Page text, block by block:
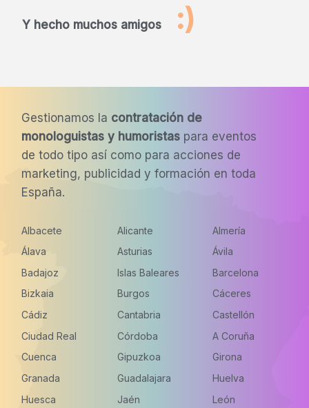
Y hecho muchos amigos :)
Gestionamos la contratación de
monologuistas y humoristaspara eventos
de todo tipo así como para acciones de
marketing, publicidad y formación en toda
España.
Albacete Alicante
Almería
Álava
Asturias
Ávila
Badajoz
Islas Baleares
Barcelona
Bizkaia
Burgos
Cáceres
Cádiz
Cantabria
Castellón
Ciudad Real
Córdoba
A Coruña
Cuenca
Gipuzkoa
Girona
Granada
Guadalajara
Huelva
Huesca
Jaén
León